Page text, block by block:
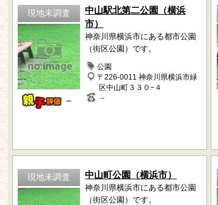
現地未調査
－
中山駅北第二公園（横浜
市）
神奈川県横浜市にある都市公園
（街区公園）です。
公園
〒226-0011 神奈川県横浜市緑
区中山町３３０−４
－
現地未調査 中山町公園（横浜市）
神奈川県横浜市にある都市公園
（街区公園）です。